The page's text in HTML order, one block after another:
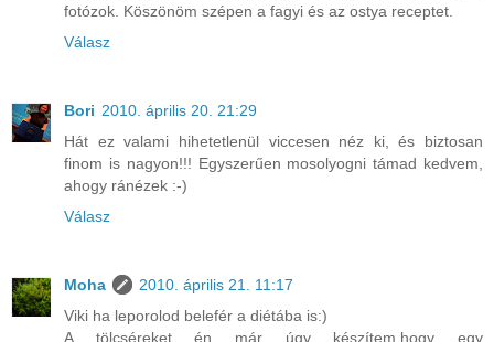
fotózok. Köszönöm szépen a fagyi és az ostya receptet.
Válasz
Bori 2010. április 20. 21:29
Hát ez valami hihetetlenül viccesen néz ki, és biztosan
finom is nagyon!!! Egyszerűen mosolyogni támad kedvem,
ahogy ránézek :-)
Válasz
Moha
2010. április 21. 11:17
Viki ha leporolod belefér a diétába is:)
A tölcséreket én már úgy készítem,hogy egy